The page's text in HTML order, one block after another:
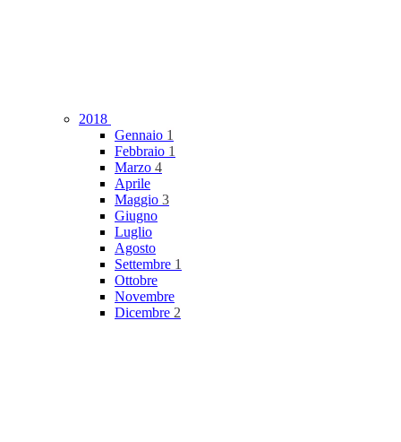
2018
Gennaio 1
Febbraio 1
Marzo 4
Aprile
Maggio 3
Giugno
Luglio
Agosto
Settembre 1
Ottobre
Novembre
Dicembre 2